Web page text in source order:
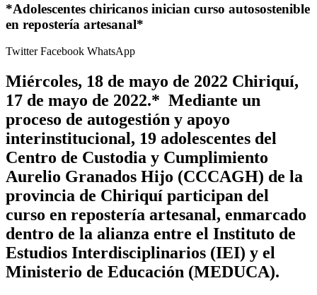
*Adolescentes chiricanos inician curso autosostenible
en repostería artesanal*
TwitterFacebook WhatsApp
Miércoles, 18 de mayo de 2022 Chiriquí,
17 de mayo de 2022.* Mediante un
proceso de autogestión y apoyo
interinstitucional, 19 adolescentes del
Centro de Custodia y Cumplimiento
Aurelio Granados Hijo (CCCAGH) de la
provincia de Chiriquí participan del
curso en repostería artesanal, enmarcado
dentro de la alianza entre el Instituto de
Estudios Interdisciplinarios (IEI) y el
Ministerio de Educación (MEDUCA).